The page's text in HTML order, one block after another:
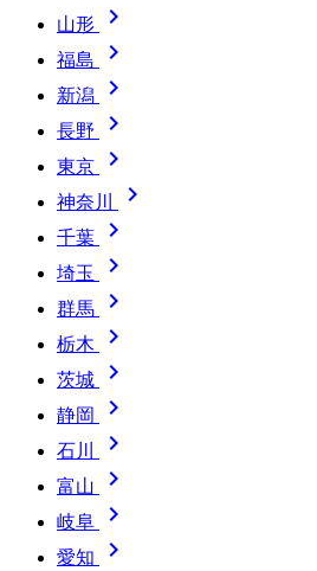
山形 
福島 
新潟 
長野 
東京 
神奈川 
千葉 
埼玉 
群馬 
栃木 
茨城 
静岡 
石川 
富山 
岐阜 
愛知 